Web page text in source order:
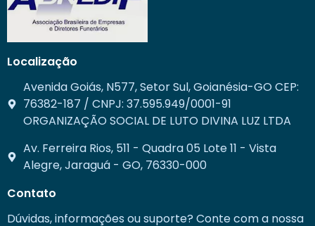
Localização
Avenida Goiás, N577, Setor Sul, Goianésia-GO CEP:
76382-187 / CNPJ: 37.595.949/0001-91
ORGANIZAÇÃO SOCIAL DE LUTO DIVINA LUZ LTDA
Av. Ferreira Rios, 511 - Quadra 05 Lote 11 - Vista
Alegre, Jaraguá - GO, 76330-000
Contato
Dúvidas, informações ou suporte? Conte com a nossa